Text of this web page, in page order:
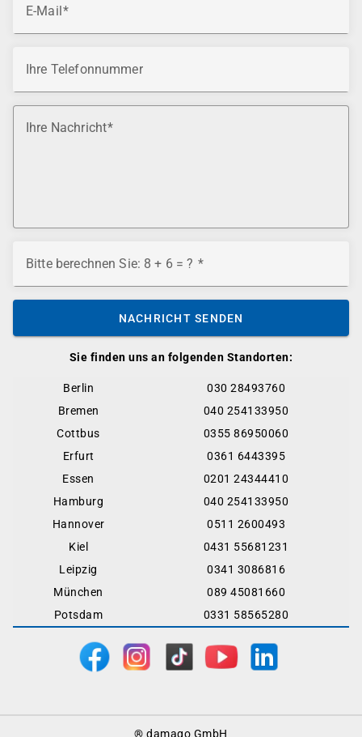
Sie finden uns an folgenden Standorten:
Berlin
030 28493760
Bremen
040 254133950
Cottbus
0355 86950060
Erfurt
0361 6443395
Essen
0201 24344410
Hamburg
040 254133950
Hannover
0511 2600493
Kiel
0431 55681231
Leipzig
0341 3086816
München
089 45081660
Potsdam
0331 58565280
E-Mail
Ihre Telefonnummer
Ihre Nachricht
Bitte berechnen Sie: 8 + 6 = ?
NACHRICHT SENDEN
® damago GmbH